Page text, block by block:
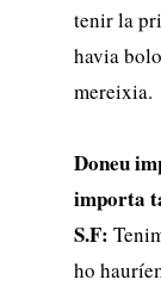
tenir la
havia
mereixia.
Doneu
importa
S.F:
ho